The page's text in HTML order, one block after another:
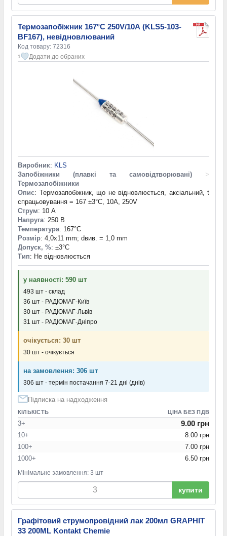
Термозапобіжник 167°C 250V/10А (KLS5-103-
BF167), невідновлюваний
Код товару: 72316
1 Додати до обраних
Виробник: KLS
Запобіжники (плавкі та самовідтворювані)
>
Термозапобіжники
Опис: Термозапобіжник, що не відновлюється, аксіальний, t
спрацьовування = 167 ±3°C, 10A, 250V
Струм: 10 А
Напруга: 250 В
Температура: 167°С
Розмір: 4,0x11 mm; dвив. = 1,0 mm
Допуск, %: ±3°С
Тип: Не відновлюється
у наявності: 590 шт
493 шт - склад
36 шт - РАДІОМАГ-Київ
30 шт - РАДІОМАГ-Львів
31 шт - РАДІОМАГ-Дніпро
очікується: 30 шт
30 шт - очікується
на замовлення: 306 шт
306 шт - термін постачання 7-21 дні (днів)
Підписка на надходження
КІЛЬКІСТЬ ЦІНА БЕЗ ПДВ
3+ 9.00 грн
10+
8.00 грн
100+
7.00 грн
1000+
6.50 грн
Мінімальне замовлення: 3 шт
купити
Графітовий струмопровідний лак 200мл GRAPHIT
33 200ML Kontakt Chemie